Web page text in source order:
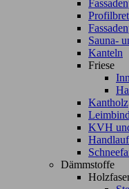
Sauna-
Kanteln
Friese
Kantholz
KVH
Dämmstoffe